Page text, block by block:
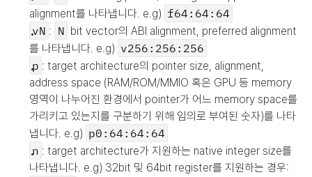
alignment를 나타냅니다. e.g) f64:64:64
vN : N bit vector의 ABI alignment, preferred alignment
를 나타냅니다. e.g) v256:256:256
p : target architecture의 pointer size, alignment,
address space (RAM/ROM/MMIO 혹은 GPU 등 memory
영역이 나누어진 환경에서 pointer가 어느 memory space를
가리키고 있는지를 구분하기 위해 임의로 부여된 숫자)를 나타
냅니다. e.g) p0:64:64:64
n : target architecture가 지원하는 native integer size를